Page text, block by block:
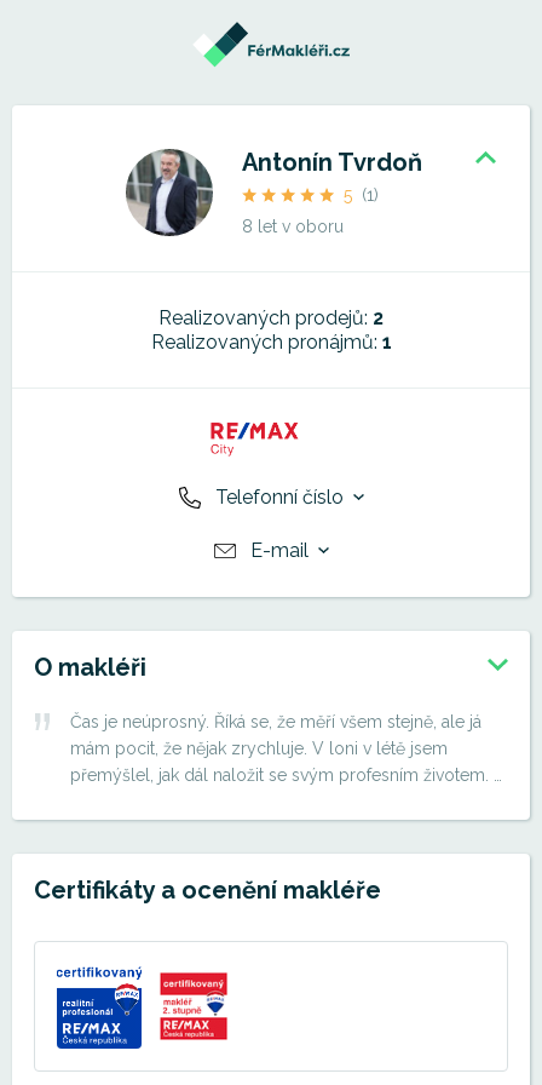
Antonín Tvrdoň
5 (1)
8 let v oboru
Realizovaných prodejů: 2
Realizovaných pronájmů: 1
Telefonní číslo
E-mail
O makléři
Čas je neúprosný. Říká se, že měří všem stejně, ale já
mám pocit, že nějak zrychluje. V loni v létě jsem
přemýšlel, jak dál naložit se svým profesním životem. A
nenapadlo, že zakotvím v realitách, a už vůbec ne, že
tuto práci budu mít rád. Byla to velká náhoda, slovo
dalo slovo a během tří dnů jsem zase stál na startovací
čáře. A pak už to běželo jako voda v potoce. Spousta
velmi zajímavé setkání s kolegy v zámoří, kde jsem
našel mnoho inspirace. Zní to celkem jednoduše, ale
byla to velká výzva. Ani ne tak učit se nové věci, ale
začít pracovat s reklamou, komunikací na sociálních
Certifikáty a ocenění makléře